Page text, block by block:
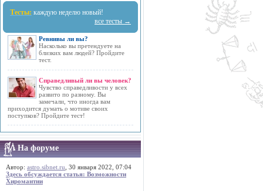
Тесты: каждую неделю новый!
все тесты →
Ревнивы ли вы?
Насколько вы претендуете на
близких вам людей? Пройдите
тест.
Справедливый ли вы человек?
Чувство справедливости у всех
развито по разному. Вы
замечали, что иногда вам
приходится думать о мотиве своих
поступков? Пройдите тест!
На форуме
Автор: astro.sibnet.ru , 30 января 2022, 07:04
Здесь обсуждается статья: Возможности
Хиромантии